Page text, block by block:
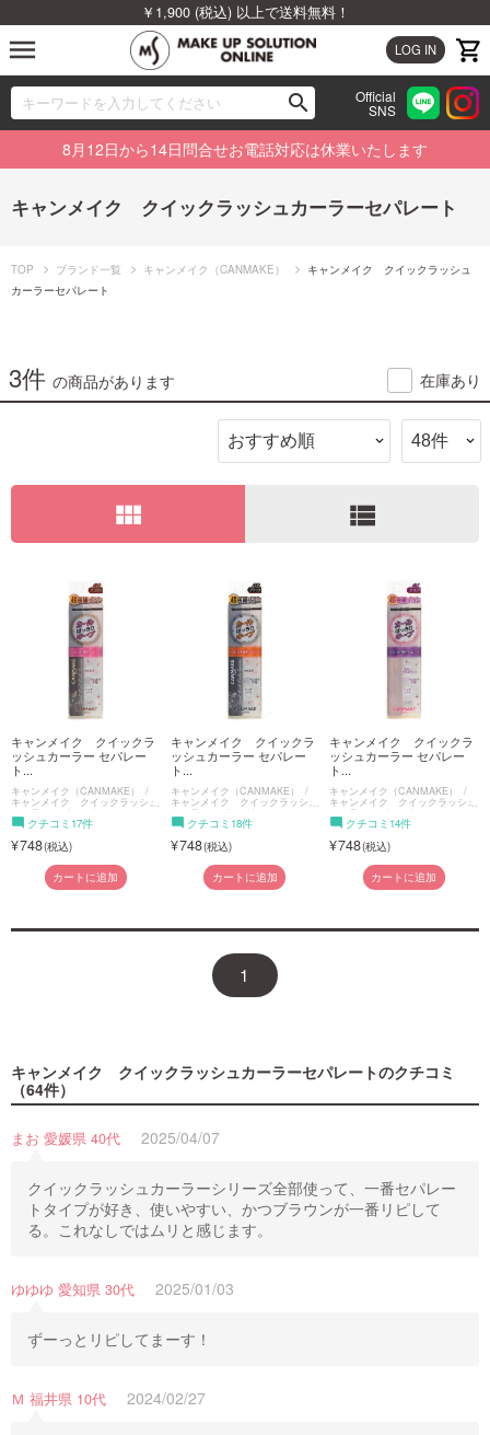
￥1,900 (税込) 以上で送料無料！
LOG IN
menu
search
00
Official
SNS
ブランドから探す
カテゴリから探す
ランキングから探す
ビューティジャーナルから探す
ご利用ガイド
お問い合わせ
ログイン・新規会員登録
8月12日から14日問合せお電話対応は休業いたします
キャンメイク クイックラッシュカーラーセパレート
TOP ブランド一覧 キャンメイク（CANMAKE）
キャンメイク クイックラッシュ
カーラーセパレート
3件 の商品があります 在庫あり
view_module view_list
キャンメイク クイックラ
ッシュカーラー セパレー
ト...
キャンメイク（CANMAKE）
キャンメイク クイックラッシュ
カーラーセパレート
クチコミ17件
748
カートに追加
キャンメイク クイックラ
ッシュカーラー セパレー
ト...
キャンメイク（CANMAKE）
キャンメイク クイックラッシュ
カーラーセパレート
クチコミ18件
748
カートに追加
キャンメイク クイックラ
ッシュカーラー セパレー
ト...
キャンメイク（CANMAKE）
キャンメイク クイックラッシュ
カーラーセパレート
クチコミ14件
748
カートに追加
1
キャンメイク クイックラッシュカーラーセパレートのクチコミ
（64件）
まお 愛媛県 40代 2025/04/07
クイックラッシュカーラーシリーズ全部使って、一番セパレー
トタイプが好き、使いやすい、かつブラウンが一番リピして
る。これなしではムリと感じます。
ゆゆゆ 愛知県 30代 2025/01/03
ずーっとリピしてまーす！
Ｍ 福井県 10代 2024/02/27